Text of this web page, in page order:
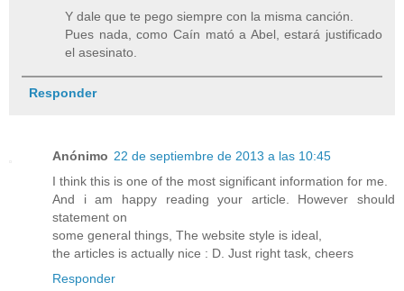
Y dale que te pego siempre con la misma canción.
Pues nada, como Caín mató a Abel, estará justificado
el asesinato.
Responder
Anónimo 22 de septiembre de 2013 a las 10:45
I think this is one of the most significant information for me.
And i am happy reading your article. However should
statement on
some general things, The website style is ideal,
the articles is actually nice : D. Just right task, cheers
Responder